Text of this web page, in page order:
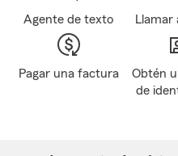
Agente de texto Llamar
Pagar una factura
Obtén
de